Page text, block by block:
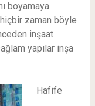
boyamaya
zaman böyle
inşaat
yapılar inşa
Hafife